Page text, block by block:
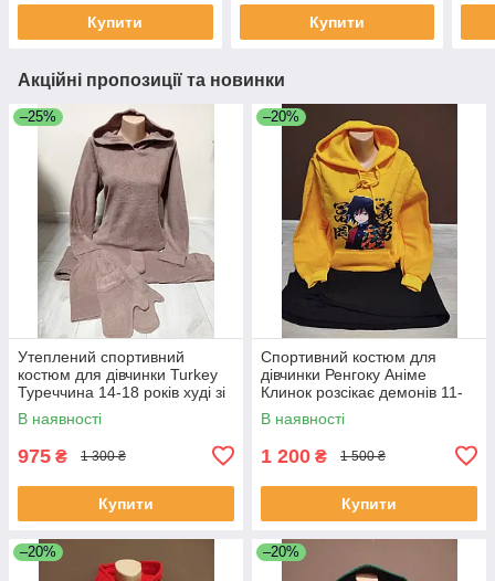
Купити Купити
Акційні пропозиції та новинки
–25%
Утеплений спортивний
костюм для дівчинки Turkey
Туреччина 14-18 років худі зі
штанами
В наявності
975 ₴ 1 300 ₴
Купити
–20%
Спортивний костюм для
дівчинки Ренгоку Аніме
Клинок розсікає демонів 11-
16 років Штани та худі для
дівчинки підлітка
В наявності
1 200 ₴ 1 500 ₴
Купити
–20% –20%